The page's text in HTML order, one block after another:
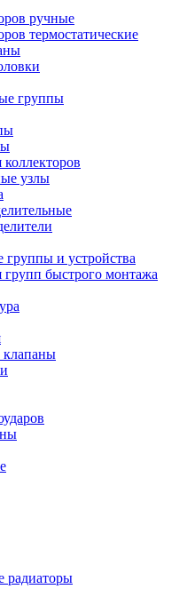
ручные
термостатические
группы
узлы
и устройства
быстрого монтажа
клапаны
радиаторы